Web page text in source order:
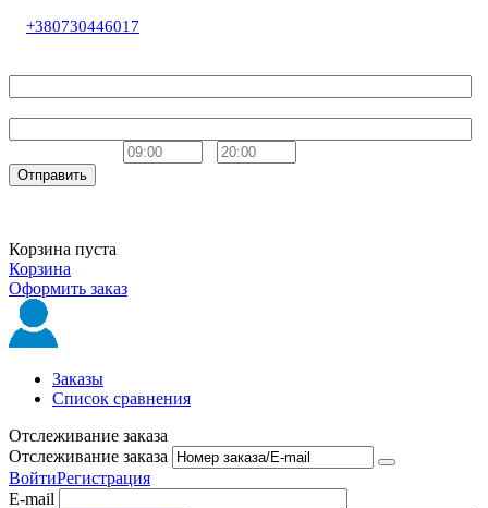
+380730446017
Отправить
Корзина пуста
Корзина
Оформить заказ
Заказы
Список сравнения
Отслеживание заказа
Отслеживание заказа
ВойтиРегистрация
E-mail